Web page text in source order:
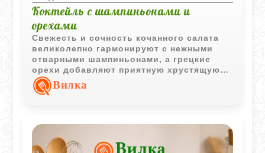
Коктейль с шампиньонами и
орехами
Свежесть и сочность кочанного салата
великолепно гармонируют с нежными
отварными шампиньонами, а грецкие
орехи добавляют приятную хрустящую
текстуру и легкую терпкость. Заправка на
основе качественного растительного
перебивая их естественный вкус.
Вилка